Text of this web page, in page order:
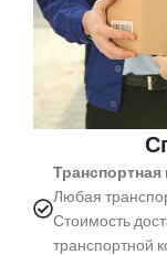
Транспортная
Любая
Стоимость
транспортной